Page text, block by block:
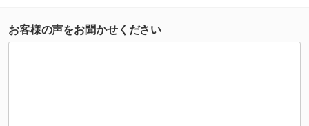
お客様の声をお聞かせください